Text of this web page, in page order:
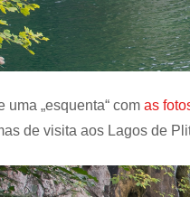
uma „esquenta“ com as
de visita aos Lagos de